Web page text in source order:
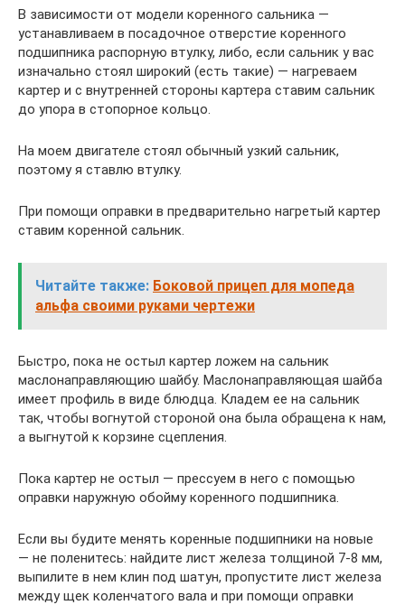
В зависимости от модели коренного сальника —
устанавливаем в посадочное отверстие коренного
подшипника распорную втулку, либо, если сальник у вас
изначально стоял широкий (есть такие) — нагреваем
картер и с внутренней стороны картера ставим сальник
до упора в стопорное кольцо.
На моем двигателе стоял обычный узкий сальник,
поэтому я ставлю втулку.
При помощи оправки в предварительно нагретый картер
ставим коренной сальник.
Читайте также: Боковой прицеп для мопеда
альфа своими руками чертежи
Быстро, пока не остыл картер ложем на сальник
маслонаправляющию шайбу. Маслонаправляющая шайба
имеет профиль в виде блюдца. Кладем ее на сальник
так, чтобы вогнутой стороной она была обращена к нам,
а выгнутой к корзине сцепления.
Пока картер не остыл — прессуем в него с помощью
оправки наружную обойму коренного подшипника.
Если вы будите менять коренные подшипники на новые
— не поленитесь: найдите лист железа толщиной 7-8 мм,
выпилите в нем клин под шатун, пропустите лист железа
между щек коленчатого вала и при помощи оправки